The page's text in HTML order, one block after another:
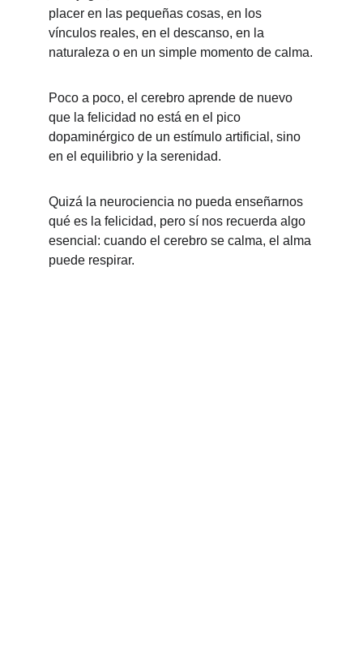
placer en las pequeñas cosas, en los
vínculos reales, en el descanso, en la
naturaleza o en un simple momento de calma.
Poco a poco, el cerebro aprende de nuevo
que la felicidad no está en el pico
dopaminérgico de un estímulo artificial, sino
en el equilibrio y la serenidad.
Quizá la neurociencia no pueda enseñarnos
qué es la felicidad, pero sí nos recuerda algo
esencial: cuando el cerebro se calma, el alma
puede respirar.